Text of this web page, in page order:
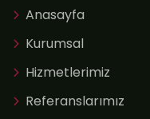
Anasayfa
Kurumsal
Hizmetlerimiz
Referanslarımız